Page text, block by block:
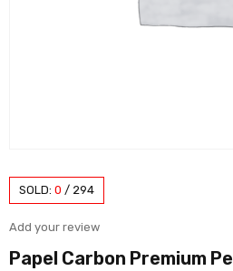
SOLD: 0 / 294
Add your review
Papel Carbon Premium